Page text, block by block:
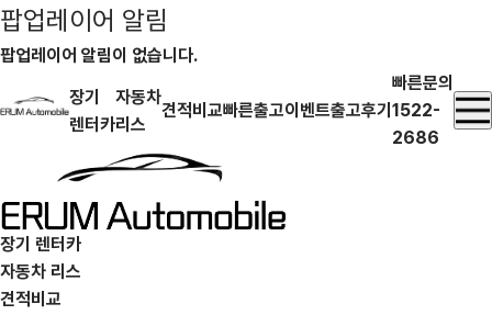
팝업레이어 알림
팝업레이어 알림이 없습니다.
장기
렌터카
자동차
리스
견적비교빠른출고이벤트출고후기
빠른문의
1522-
2686
장기 렌터카
자동차 리스
견적비교